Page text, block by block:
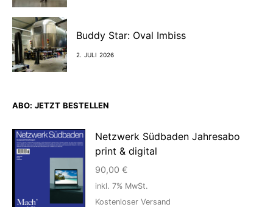
Buddy Star: Oval Imbiss
2. JULI 2026
ABO: JETZT BESTELLEN
Netzwerk Südbaden Jahresabo
print & digital
90,00 €
inkl. 7% MwSt.
Kostenloser Versand